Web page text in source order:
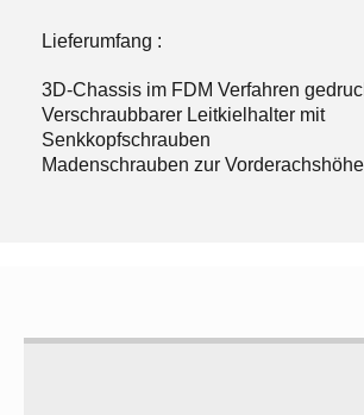
Lieferumfang :
3D-Chassis im FDM Verfahren
Verschraubbarer Leitkielhalter mit
Senkkopfschrauben
Madenschrauben zur